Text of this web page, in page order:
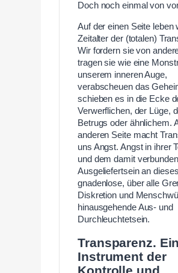
Doch noch einmal von
Auf der einen Seite leben
Zeitalter der (totalen)
Wir fordern sie von
tragen sie wie eine
unserem inneren Auge,
verabscheuen das
schieben es in die Ecke
Verwerflichen, der Lüge,
Betrugs oder ähnlichem.
anderen Seite macht
uns Angst. Angst in ihrer
und dem damit
Ausgeliefertsein an dieses
gnadenlose, über alle
Diskretion und
hinausgehende Aus- und
Durchleuchtetsein.
Transparenz. Ein
Instrument der